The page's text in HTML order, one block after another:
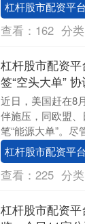
所）组建专业病媒
杠杆股市配资平台
查看： 162 分类
杠杆股市配资
签“空头大单”
近日，美国赶在8
伴施压，同欧盟
笔“能源大单”。
为“巨大胜利”，但
即引....
杠杆股市配资平台
查看： 225 分类
杠杆股市配资